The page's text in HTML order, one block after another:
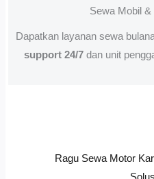
Sewa Mobil
Dapatkan layanan sewa
support 24/7dan unit
Ragu Sewa Motor